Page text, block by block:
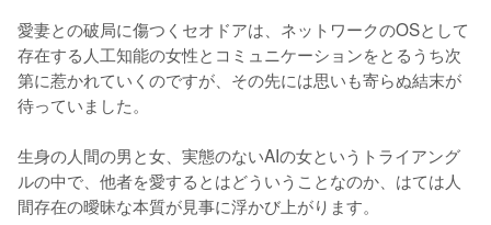
愛妻との破局に傷つくセオドアは、ネットワークのOSとして
存在する人工知能の女性とコミュニケーションをとるうち次
第に惹かれていくのですが、その先には思いも寄らぬ結末が
待っていました。
生身の人間の男と女、実態のないAIの女というトライアング
ルの中で、他者を愛するとはどういうことなのか、はては人
間存在の曖昧な本質が見事に浮かび上がります。